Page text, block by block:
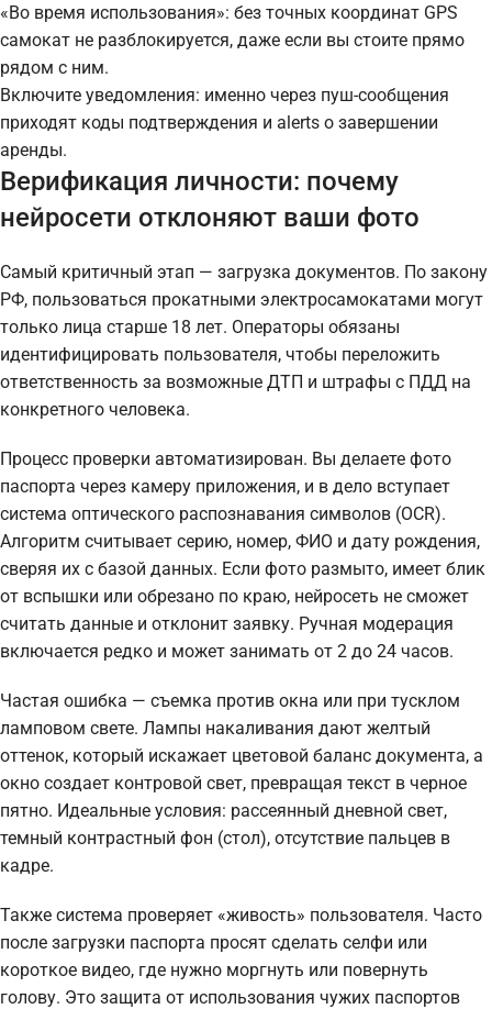
«Во время использования»: без точных координат GPS
самокат не разблокируется, даже если вы стоите прямо
рядом с ним.
Включите уведомления: именно через пуш-сообщения
приходят коды подтверждения и alerts о завершении
аренды.
Верификация личности: почему
нейросети отклоняют ваши фото
Самый критичный этап — загрузка документов. По закону
РФ, пользоваться прокатными электросамокатами могут
только лица старше 18 лет. Операторы обязаны
идентифицировать пользователя, чтобы переложить
ответственность за возможные ДТП и штрафы с ПДД на
конкретного человека.
Процесс проверки автоматизирован. Вы делаете фото
паспорта через камеру приложения, и в дело вступает
система оптического распознавания символов (OCR).
Алгоритм считывает серию, номер, ФИО и дату рождения,
сверяя их с базой данных. Если фото размыто, имеет блик
от вспышки или обрезано по краю, нейросеть не сможет
считать данные и отклонит заявку. Ручная модерация
включается редко и может занимать от 2 до 24 часов.
Частая ошибка — съемка против окна или при тусклом
ламповом свете. Лампы накаливания дают желтый
оттенок, который искажает цветовой баланс документа, а
окно создает контровой свет, превращая текст в черное
пятно. Идеальные условия: рассеянный дневной свет,
темный контрастный фон (стол), отсутствие пальцев в
кадре.
Также система проверяет «живость» пользователя. Часто
после загрузки паспорта просят сделать селфи или
короткое видео, где нужно моргнуть или повернуть
голову. Это защита от использования чужих паспортов